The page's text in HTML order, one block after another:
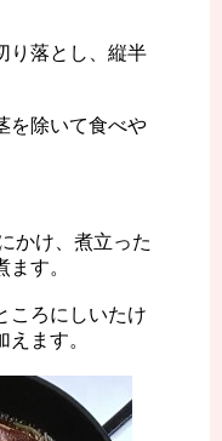
り落とし、縦半
を除いて食べや
かけ、煮立った
す。
ころにしいたけ
ます。